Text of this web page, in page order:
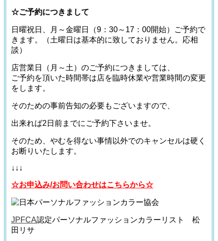
☆ご予約につきまして
日曜祝日、月～金曜日（9：30～17：00開始）ご予約で
きます。（土曜日は基本的に致しておりません。応相
談）
店営業日（月～土）のご予約につきましては、
ご予約を頂いた時間帯は店を臨時休業や営業時間の変更
をします。
そのための事前告知の必要もございますので、
出来れば2日前までにご予約下さいませ。
そのため、やむを得ない事情以外でのキャンセルは硬く
お断りいたします。
↓↓↓
☆お申込み/お問い合わせはこちらから☆
JPFCA認定パーソナルファッションカラーリスト 松
田リサ